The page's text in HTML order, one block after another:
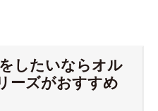
をしたいならオル
ーズがおすすめ